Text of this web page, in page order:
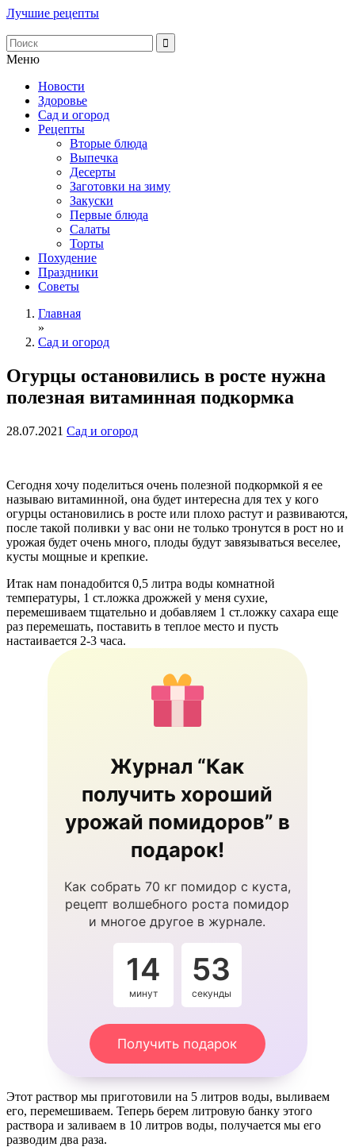
Лучшие рецепты
Меню
Новости
Здоровье
Сад и огород
Рецепты
Вторые блюда
Выпечка
Десерты
Заготовки на зиму
Закуски
Первые блюда
Салаты
Торты
Похудение
Праздники
Советы
Главная
»
Сад и огород
Огурцы остановились в росте нужна
полезная витаминная подкормка
28.07.2021 Сад и огород
Сегодня хочу поделиться очень полезной подкормкой я ее
называю витаминной, она будет интересна для тех у кого
огурцы остановились в росте или плохо растут и развиваются,
после такой поливки у вас они не только тронутся в рост но и
урожая будет очень много, плоды будут завязываться веселее,
кусты мощные и крепкие.
Итак нам понадобится 0,5 литра воды комнатной
температуры, 1 ст.ложка дрожжей у меня сухие,
перемешиваем тщательно и добавляем 1 ст.ложку сахара еще
раз перемешать, поставить в теплое место и пусть
настаивается 2-3 часа.
Журнал “Как
получить хороший
урожай помидоров” в
подарок!
Как собрать 70 кг помидор с куста,
рецепт волшебного роста помидор
и многое другое в журнале.
14
минут
53
секунды
Получить подарок
Этот раствор мы приготовили на 5 литров воды, выливаем
его, перемешиваем. Теперь берем литровую банку этого
раствора и заливаем в 10 литров воды, получается мы его
разводим два раза.